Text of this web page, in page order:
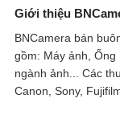
Giới thiệu
BNCamera bán
gồm: Máy ảnh, Ống
ngành ảnh...
Các
Canon, Sony,